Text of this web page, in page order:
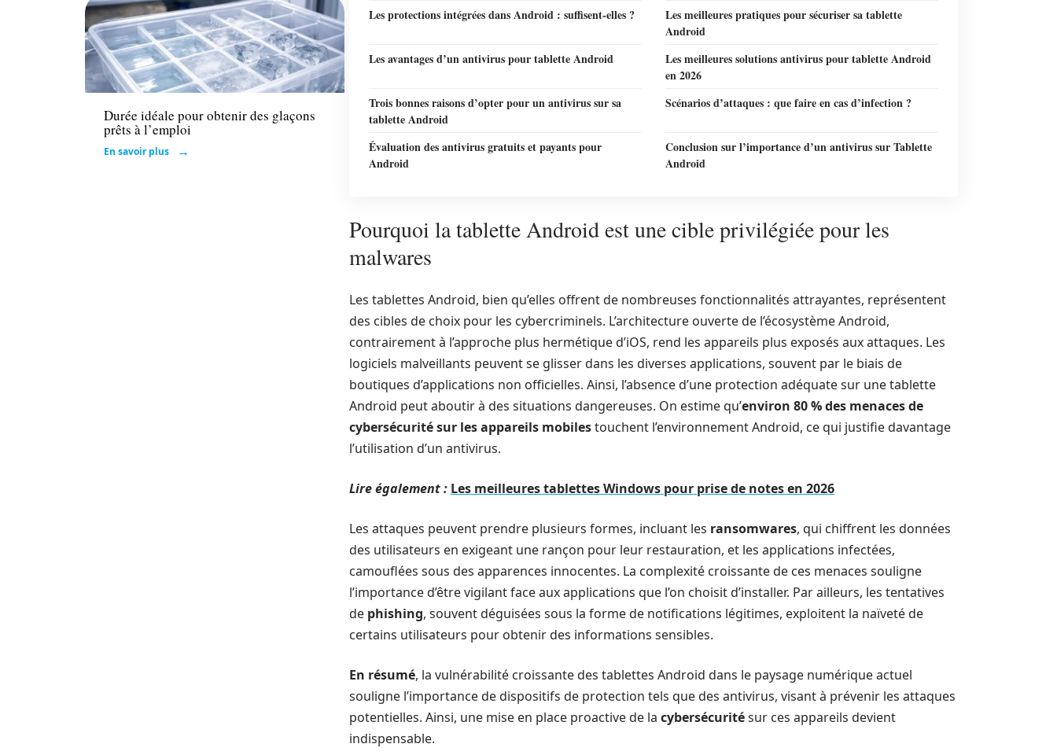
Tech
Durée idéale pour obtenir des glaçons
prêts à l’emploi
En savoir plus
Les protections intégrées dans Android : suffisent-elles ?
Les meilleures pratiques pour sécuriser sa tablette
Android
Les avantages d’un antivirus pour tablette Android
Les meilleures solutions antivirus pour tablette Android
en 2026
Trois bonnes raisons d’opter pour un antivirus sur sa
tablette Android
Scénarios d’attaques : que faire en cas d’infection ?
Évaluation des antivirus gratuits et payants pour
Android
Conclusion sur l’importance d’un antivirus sur Tablette
Android
Pourquoi la tablette Android est une cible privilégiée pour les
malwares
Les tablettes Android, bien qu’elles offrent de nombreuses fonctionnalités attrayantes, représentent
des cibles de choix pour les cybercriminels. L’architecture ouverte de l’écosystème Android,
contrairement à l’approche plus hermétique d’iOS, rend les appareils plus exposés aux attaques. Les
logiciels malveillants peuvent se glisser dans les diverses applications, souvent par le biais de
boutiques d’applications non officielles. Ainsi, l’absence d’une protection adéquate sur une tablette
Android peut aboutir à des situations dangereuses. On estime qu’environ 80 % des menaces de
cybersécurité sur les appareils mobilestouchent l’environnement Android, ce qui justifie davantage
l’utilisation d’un antivirus.
Lire également : Les meilleures tablettes Windows pour prise de notes en 2026
Les attaques peuvent prendre plusieurs formes, incluant les ransomwares, qui chiffrent les données
des utilisateurs en exigeant une rançon pour leur restauration, et les applications infectées,
camouflées sous des apparences innocentes. La complexité croissante de ces menaces souligne
l’importance d’être vigilant face aux applications que l’on choisit d’installer. Par ailleurs, les tentatives
de phishing, souvent déguisées sous la forme de notifications légitimes, exploitent la naïveté de
certains utilisateurs pour obtenir des informations sensibles.
En résumé, la vulnérabilité croissante des tablettes Android dans le paysage numérique actuel
souligne l’importance de dispositifs de protection tels que des antivirus, visant à prévenir les attaques
potentielles. Ainsi, une mise en place proactive de la cybersécuritésur ces appareils devient
indispensable.